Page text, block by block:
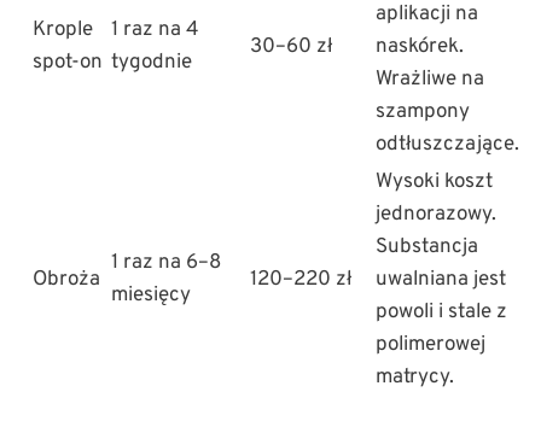
Krople
spot-on
1 raz na 4
tygodnie
30–60 zł
aplikacji na
naskórek.
Wrażliwe na
szampony
odtłuszczające.
Obroża
1 raz na 6–8
miesięcy
120–220 zł
Wysoki koszt
jednorazowy.
Substancja
uwalniana jest
powoli i stale z
polimerowej
matrycy.